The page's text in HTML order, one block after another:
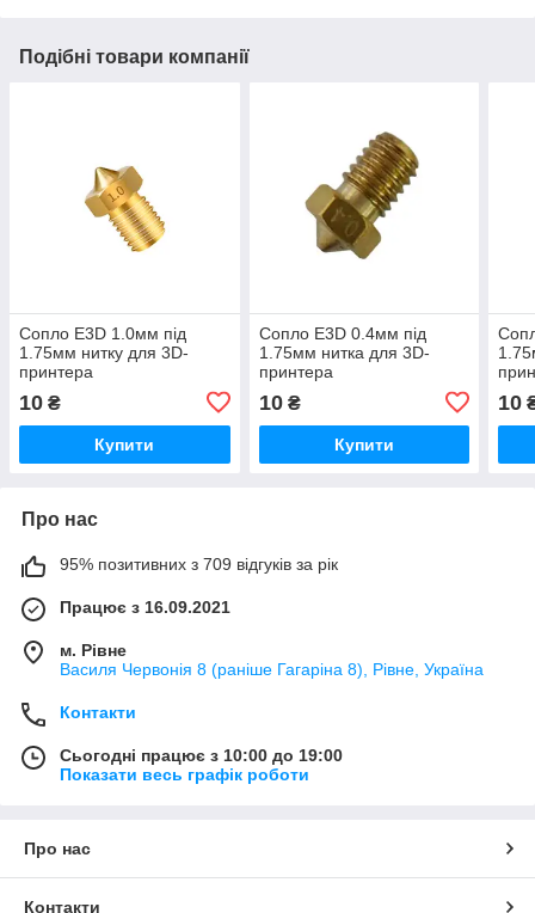
Подібні товари компанії
Сопло E3D 1.0мм під
1.75мм нитку для 3D-
принтера
10 ₴
Купити
Сопло E3D 0.4мм під
1.75мм нитка для 3D-
принтера
10₴
Купити
10
Про нас
95% позитивних з 709 відгуків за рік
Працює з 16.09.2021
м. Рівне
Василя Червонія 8 (раніше Гагаріна 8), Рівне, Україна
Контакти
Сьогодні працює з 10:00 до 19:00
Показати весь графік роботи
Про нас
Контакти